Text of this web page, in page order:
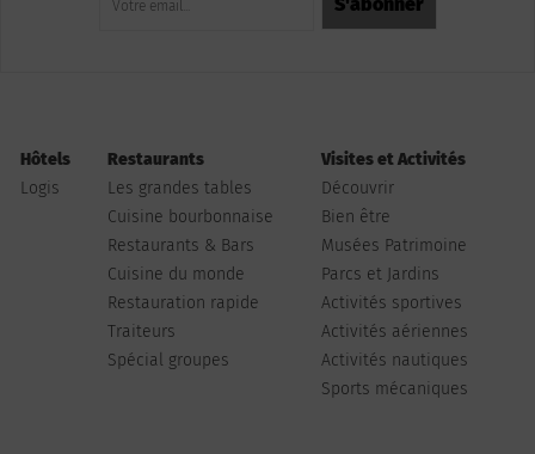
Hôtels
Logis
Restaurants
Les grandes tables
Cuisine bourbonnaise
Restaurants & Bars
Cuisine du monde
Restauration rapide
Traiteurs
Spécial groupes
Visites et Activités
Découvrir
Bien être
Musées Patrimoine
Parcs et Jardins
Activités sportives
Activités aériennes
Activités nautiques
Sports mécaniques